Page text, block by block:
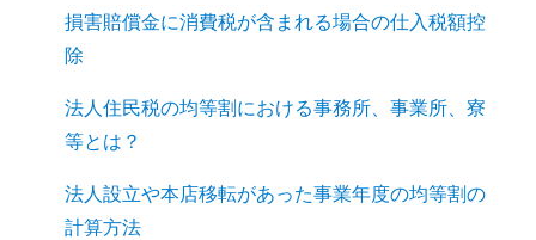
損害賠償金に消費税が含まれる場合の仕入税額控
除
法人住民税の均等割における事務所、事業所、寮
等とは？
法人設立や本店移転があった事業年度の均等割の
計算方法